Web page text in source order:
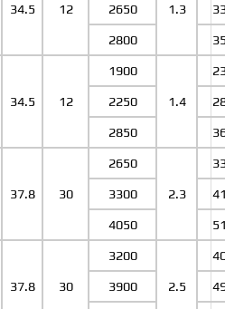
34.5 12 1.3
2650
2800
34.5 12
1900
1.4
2250
2850
37.8 30
2650
2.3
3300
4050
37.8 30
3200
2.5
3900